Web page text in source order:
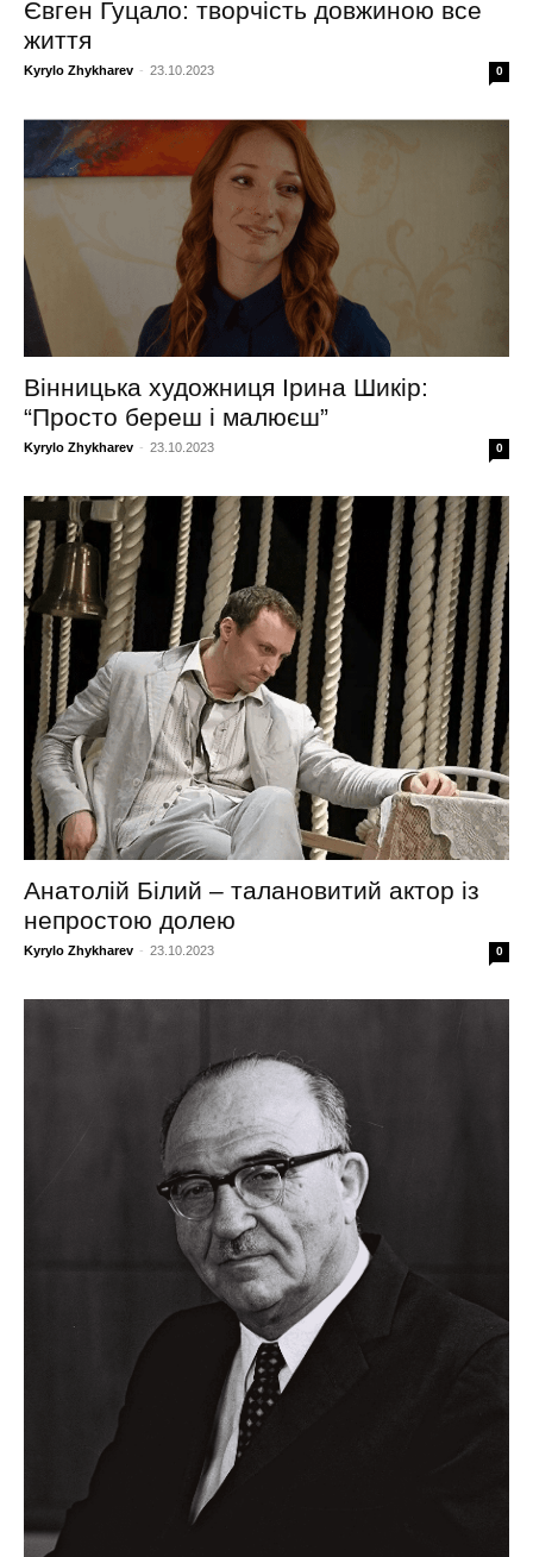
Євген Гуцало: творчість довжиною все
життя
Kyrylo Zhykharev - 23.10.2023 0
Вінницька художниця Ірина Шикір:
“Просто береш і малюєш”
Kyrylo Zhykharev - 23.10.2023 0
Анатолій Білий – талановитий актор із
непростою долею
Kyrylo Zhykharev - 23.10.2023 0